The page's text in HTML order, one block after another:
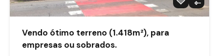
Vendo ótimo terreno (1.418m²), para
empresas ou sobrados.